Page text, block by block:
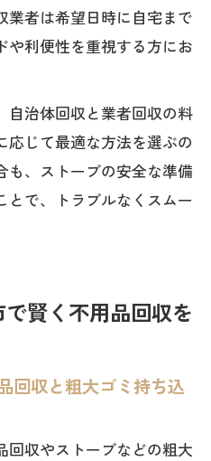
業者は希望日時に自宅まで
や利便性を重視する方にお
自治体回収と業者回収の料
じて最適な方法を選ぶの
も、ストーブの安全な準備
とで、トラブルなくスムー
賢く不用品回収を
回収と粗大ゴミ持ち込
回収やストーブなどの粗大